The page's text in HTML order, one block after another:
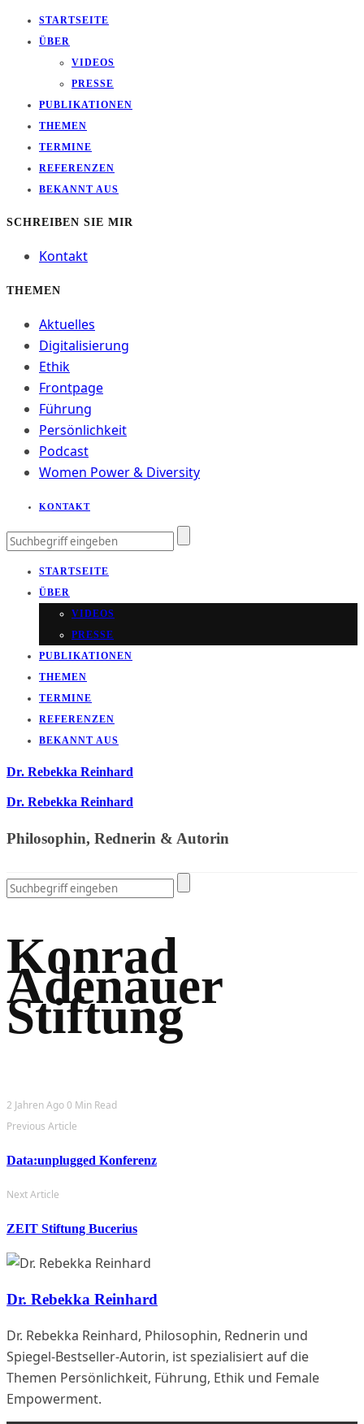
STARTSEITE
ÜBER
VIDEOS
PRESSE
PUBLIKATIONEN
THEMEN
TERMINE
REFERENZEN
BEKANNT AUS
SCHREIBEN SIE MIR
Kontakt
THEMEN
Aktuelles
Digitalisierung
Ethik
Frontpage
Führung
Persönlichkeit
Podcast
Women Power & Diversity
KONTAKT
STARTSEITE
ÜBER
VIDEOS
PRESSE
PUBLIKATIONEN
THEMEN
TERMINE
REFERENZEN
BEKANNT AUS
Dr. Rebekka Reinhard
Dr. Rebekka Reinhard
Philosophin, Rednerin & Autorin
Konrad
Adenauer
Stiftung
2 Jahren Ago0 Min Read
Previous Article
Data:unplugged Konferenz
Next Article
ZEIT Stiftung Bucerius
Dr. Rebekka Reinhard
Dr. Rebekka Reinhard, Philosophin, Rednerin und
Spiegel-Bestseller-Autorin, ist spezialisiert auf die
Themen Persönlichkeit, Führung, Ethik und Female
Empowerment.